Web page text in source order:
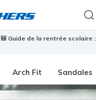
🎒 Guide de la rentrée scolaire :
Arch Fit Sandales